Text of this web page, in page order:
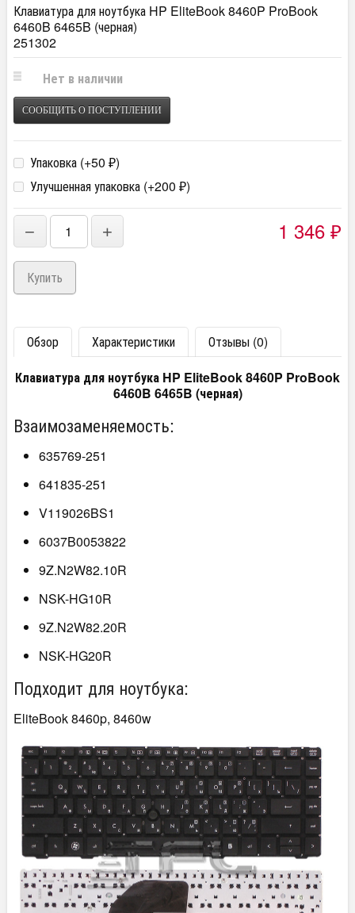
Клавиатура для ноутбука HP EliteBook 8460P ProBook
6460B 6465B (черная)
251302
Нет в наличии
СООБЩИТЬ О ПОСТУПЛЕНИИ
Упаковка (+50 ₽)
Улучшенная упаковка (+200 ₽)
− + 1 346 ₽
Обзор Характеристики
Отзывы (0)
Клавиатура для ноутбука HP EliteBook 8460P ProBook
6460B 6465B (черная)
Взаимозаменяемость:
635769-251
641835-251
V119026BS1
6037B0053822
9Z.N2W82.10R
NSK-HG10R
9Z.N2W82.20R
NSK-HG20R
Подходит для ноутбука:
EliteBook 8460p, 8460w